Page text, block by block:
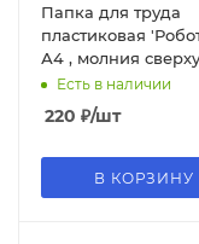
Папка для труда
пластиковая
А4 , молния
ПТР-2
Есть в наличии
220 ₽/шт
В КОРЗИНУ